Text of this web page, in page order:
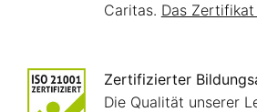
Caritas. Das Zertifikat
Zertifizierter
Die Qualität unserer